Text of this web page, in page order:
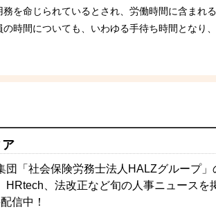
を命じられているとされ、労働時間に含まれる
時間についても、いわゆる手待ち時間となり
団「社会保険労務士法人HALZグループ
HRtech、法改正など旬の人事ニュースを
信中！